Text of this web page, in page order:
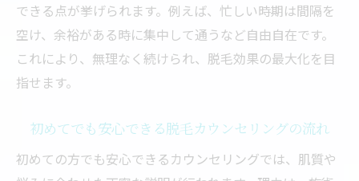
できる点が挙げられます。例えば、忙しい時期は間隔を
空け、余裕がある時に集中して通うなど自由自在です。
これにより、無理なく続けられ、脱毛効果の最大化を目
指せます。
初めてでも安心できる脱毛カウンセリングの流れ
初めての方でも安心できるカウンセリングでは、肌質や